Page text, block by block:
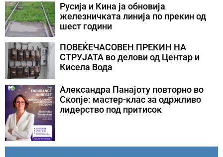
Русија и Кина ја обновија
железничката линија по прекин од
шест години
ПОВЕЌЕЧАСОВЕН ПРЕКИН НА
СТРУЈАТА во делови од Центар и
Кисела Вода
Александра Панајоту повторно во
Скопје: мастер-клас за одржливо
лидерство под притисок